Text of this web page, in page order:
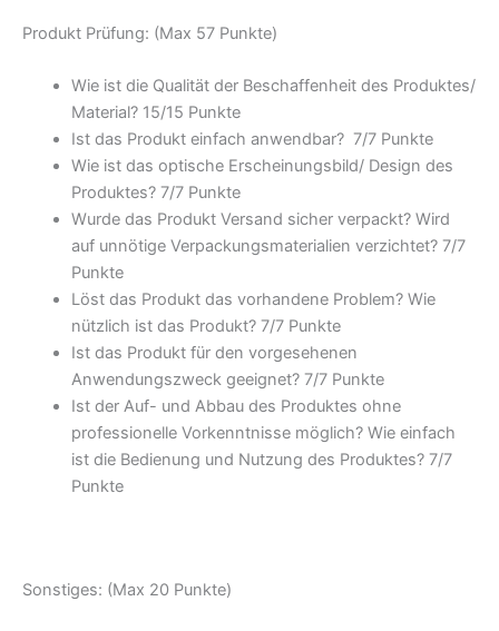
Produkt Prüfung: (Max 57 Punkte)
Wie ist die Qualität der Beschaffenheit des Produktes/
Material? 15/15 Punkte
Ist das Produkt einfach anwendbar? 7/7 Punkte
Wie ist das optische Erscheinungsbild/ Design des
Produktes? 7/7 Punkte
Wurde das Produkt Versand sicher verpackt? Wird
auf unnötige Verpackungsmaterialien verzichtet? 7/7
Punkte
Löst das Produkt das vorhandene Problem? Wie
nützlich ist das Produkt? 7/7 Punkte
Ist das Produkt für den vorgesehenen
Anwendungszweck geeignet? 7/7 Punkte
Ist der Auf- und Abbau des Produktes ohne
professionelle Vorkenntnisse möglich? Wie einfach
ist die Bedienung und Nutzung des Produktes? 7/7
Punkte
Sonstiges: (Max 20 Punkte)